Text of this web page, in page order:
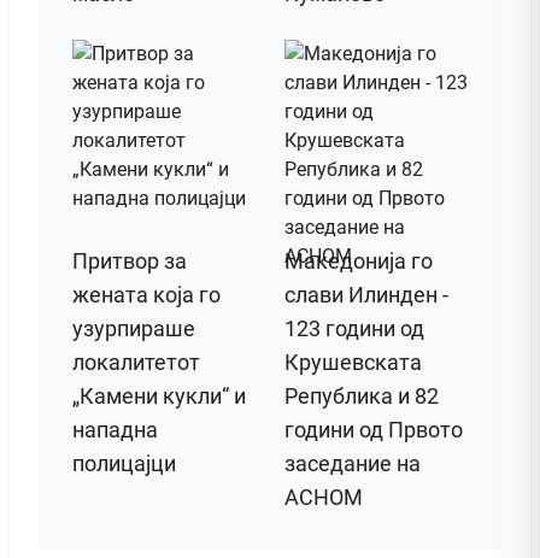
Притвор за
жената која го
узурпираше
локалитетот
„Камени кукли“ и
нападна
полицајци
Македонија го
слави Илинден -
123 години од
Крушевската
Република и 82
години од Првото
заседание на
АСНОМ